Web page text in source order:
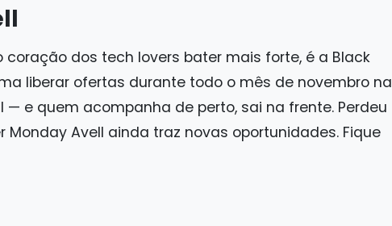
dos tech lovers bater mais forte, é a Black
liberar ofertas durante todo o mês de novembro na
— e quem acompanha de perto, sai na frente. Perdeu
Monday Avell ainda traz novas oportunidades. Fique